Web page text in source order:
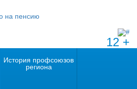
12 +
История профсоюзов
региона